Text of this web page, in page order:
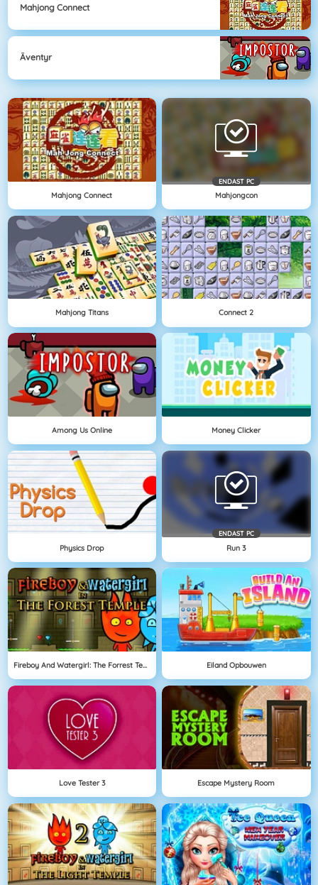
Mahjong Connect
Äventyr
Mahjong Connect
ENDAST PC
Mahjongcon
Mahjong Titans Connect 2
Among Us Online Money Clicker
Physics Drop
ENDAST PC
Run 3
Fireboy And Watergirl: The Forrest Temple Eiland Opbouwen
Love Tester 3 Escape Mystery Room